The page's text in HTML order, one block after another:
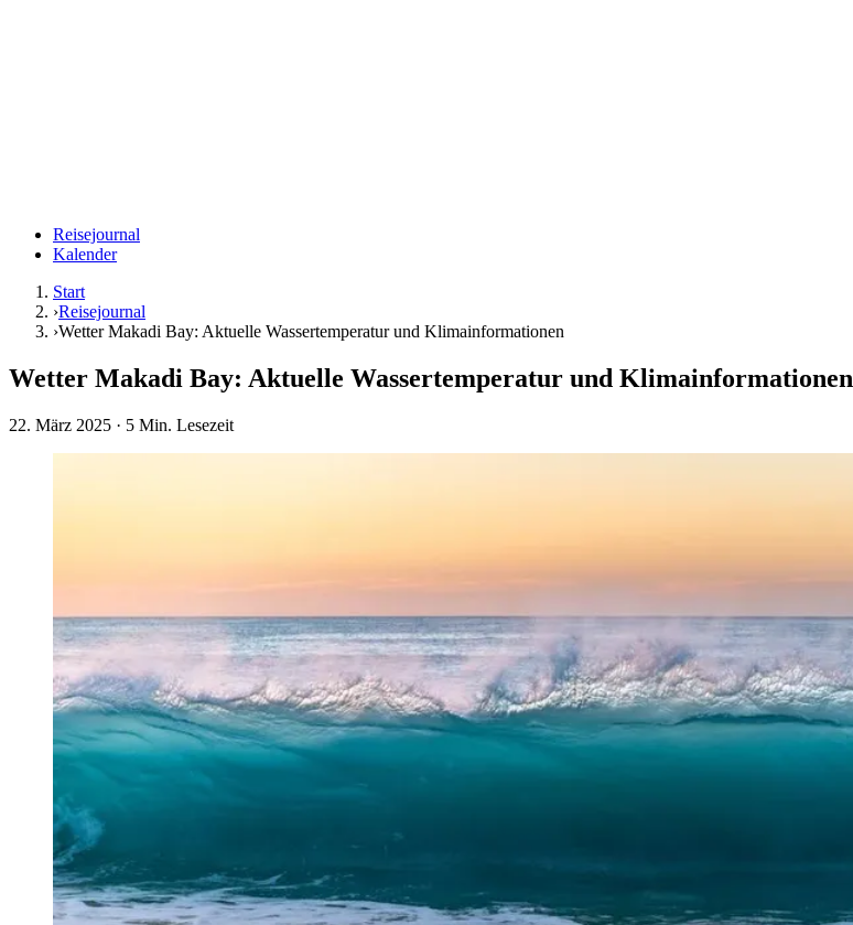
Reisejournal
Kalender
Start
›Reisejournal
›Wetter Makadi Bay: Aktuelle Wassertemperatur und Klimainformationen
Wetter Makadi Bay: Aktuelle Wassertemperatur und Klimainformationen
22. März 2025 · 5 Min. Lesezeit